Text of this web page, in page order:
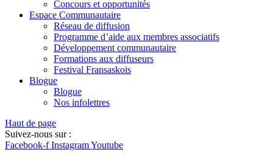
Concours et opportunités
Espace Communautaire
Réseau de diffusion
Programme d’aide aux membres associatifs
Développement communautaire
Formations aux diffuseurs
Festival Fransaskois
Blogue
Blogue
Nos infolettres
Haut de page
Suivez-nous sur :
Facebook-f InstagramYoutube